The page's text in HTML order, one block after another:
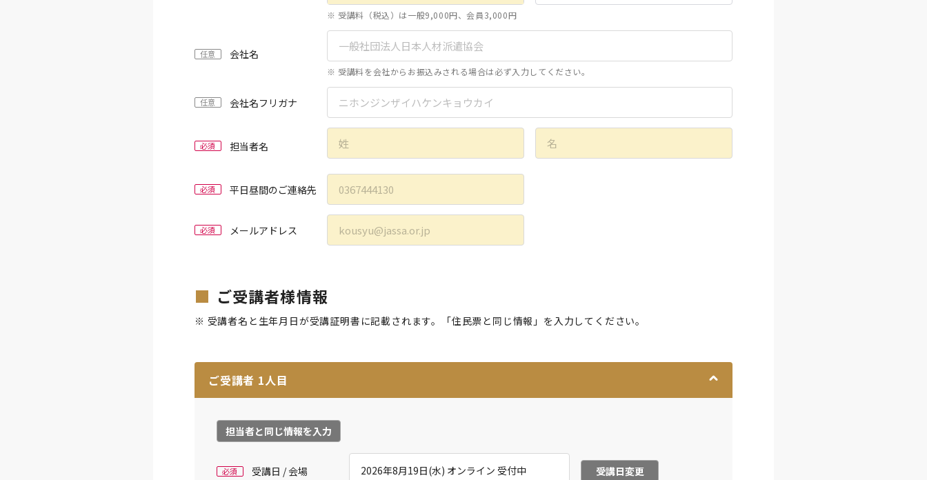
※ 受講料（税込）は一般9,000円、会員3,000円
任意 会社名
※ 受講料を会社からお振込みされる場合は必ず入力してください。
任意 会社名フリガナ
必須 担当者名
必須 平日昼間のご連絡先
必須 メールアドレス
ご受講者様情報
※ 受講者名と生年月日が受講証明書に記載されます。「住民票と同じ情報」を入力してください。
ご受講者 1人目
担当者と同じ情報を入力
必須 受講日 / 会場 受講日変更